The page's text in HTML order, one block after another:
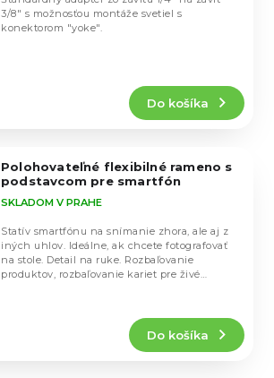
Do košíka
3/8" s možnosťou montáže svetiel s
konektorom "yoke".
Polohovateľné flexibilné rameno s
podstavcom pre smartfón
SKLADOM V PRAHE
Do košíka
Statív smartfónu na snímanie zhora, ale aj z
iných uhlov. Ideálne, ak chcete fotografovať
na stole. Detail na ruke. Rozbaľovanie
produktov, rozbaľovanie kariet pre živé